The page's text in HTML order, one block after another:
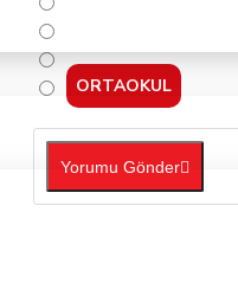
ORTAOKUL
Yorumu Gönder